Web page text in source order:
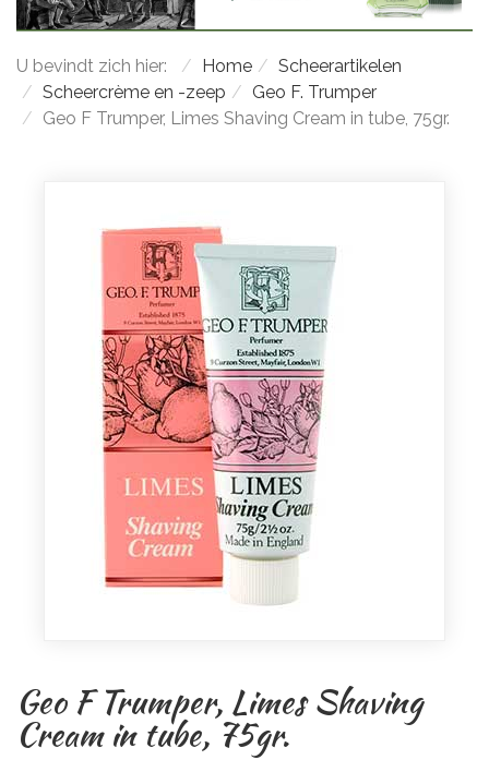
U bevindt zich hier: Home
Scheerartikelen
Scheercrème en -zeep
Geo F. Trumper
Geo F Trumper, Limes Shaving Cream in tube, 75gr.
Geo F Trumper, Limes Shaving
Cream in tube, 75gr.